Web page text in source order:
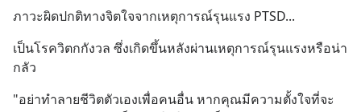
ภาวะผิดปกติทางจิตใจจากเหตุการณ์รุนแรง PTSD...
เป็นโรควิตกกังวล ซึ่งเกิดขึ้นหลังผ่านเหตุการณ์รุนแรงหรือน่า
กลัว
"อย่าทำลายชีวิตตัวเองเพื่อคนอื่น หากคุณมีความตั้งใจที่จะ